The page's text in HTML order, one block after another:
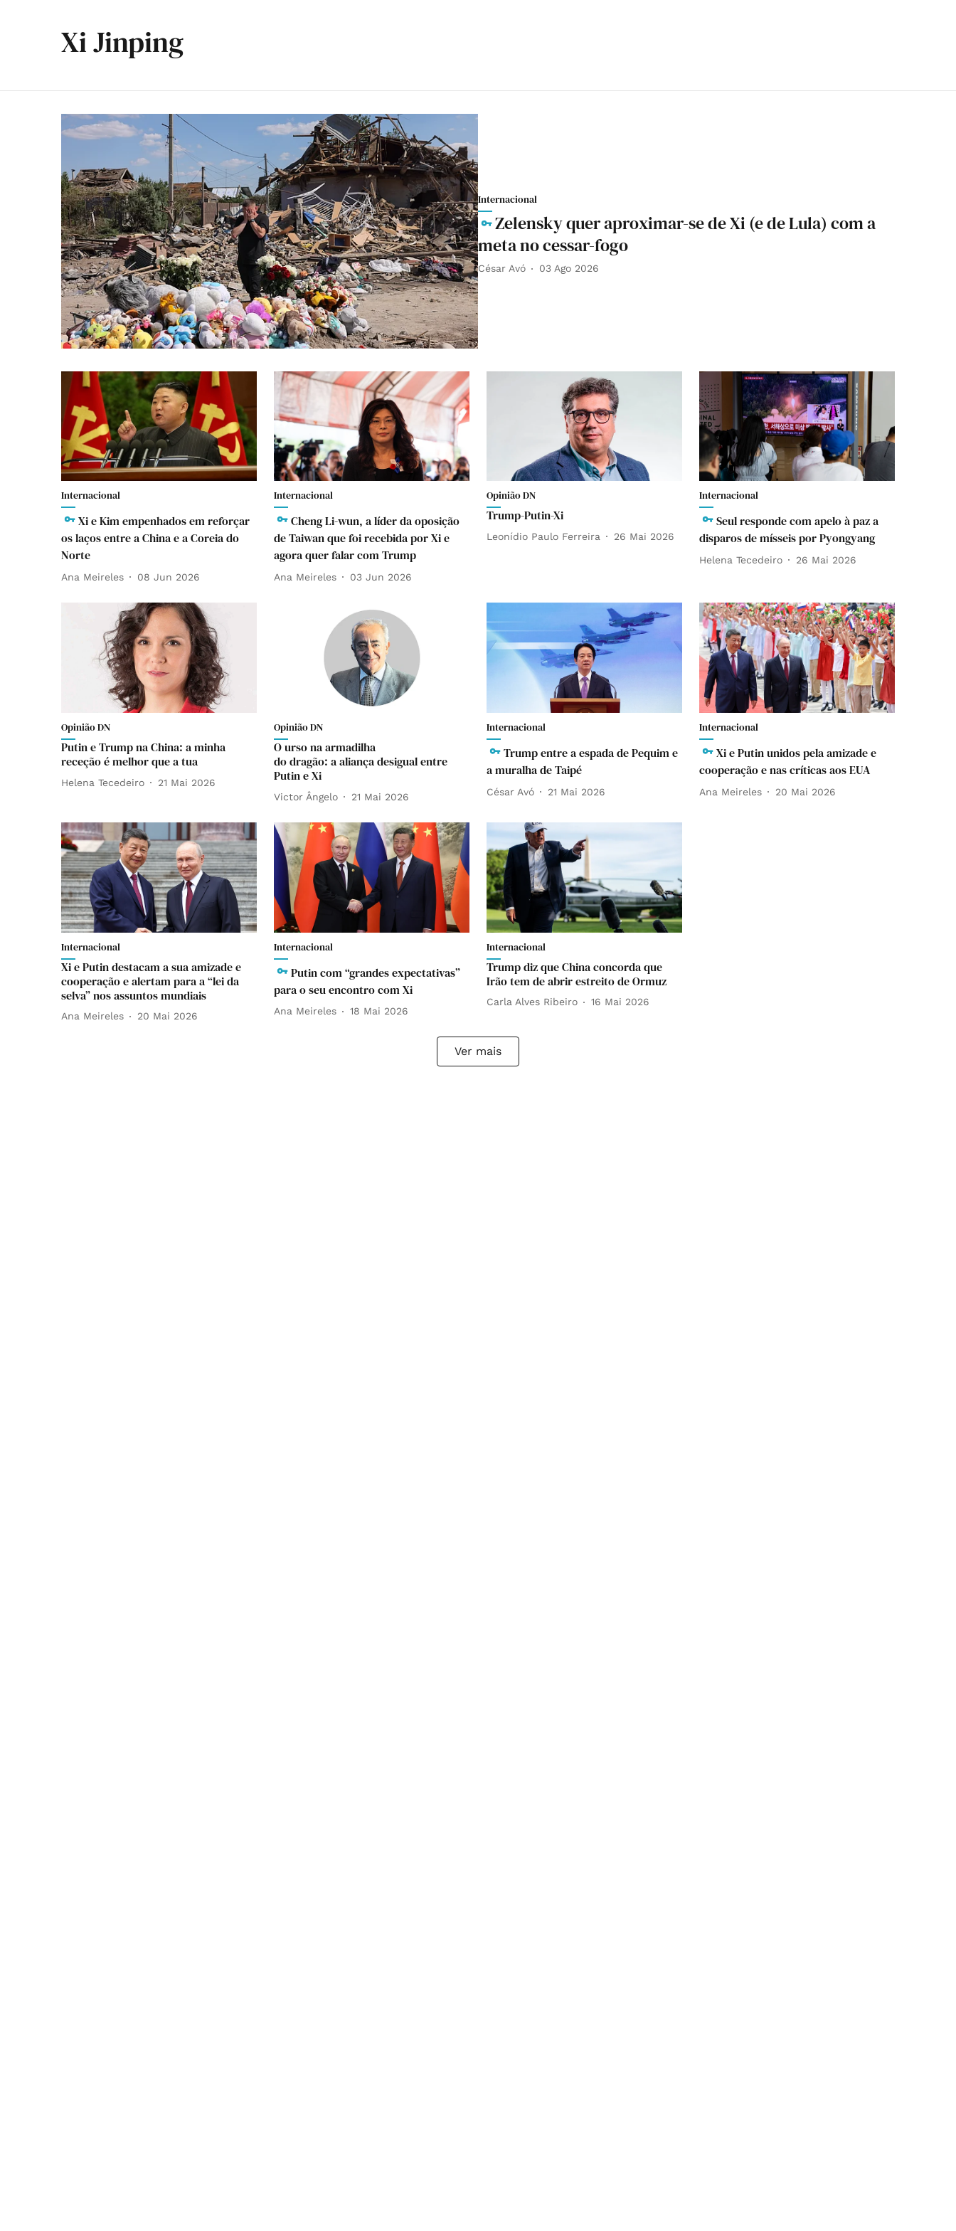
Xi Jinping
Internacional
Zelensky quer aproximar-se de Xi (e de Lula) com a
meta no cessar-fogo
César Avó 03 Ago 2026
Internacional
Xi e Kim empenhados em reforçar
os laços entre a China e a Coreia do
Norte
Ana Meireles 08 Jun 2026
Internacional
Cheng Li-wun, a líder da oposição
de Taiwan que foi recebida por Xi e
agora quer falar com Trump
Ana Meireles 03 Jun 2026
Opinião DN
Trump-Putin-Xi
Leonídio Paulo Ferreira 26 Mai 2026
Internacional
Seul responde com apelo à paz a
disparos de mísseis por Pyongyang
Helena Tecedeiro 26 Mai 2026
Opinião DN
Putin e Trump na China: a minha
receção é melhor que a tua
Helena Tecedeiro 21 Mai 2026
Opinião DN
O urso na armadilha
do dragão: a aliança desigual entre
Putin e Xi
Victor Ângelo 21 Mai 2026
Internacional
Trump entre a espada de Pequim e
a muralha de Taipé
César Avó 21 Mai 2026
Internacional
Xi e Putin unidos pela amizade e
cooperação e nas críticas aos EUA
Ana Meireles 20 Mai 2026
Internacional
Xi e Putin destacam a sua amizade e
cooperação e alertam para a “lei da
selva” nos assuntos mundiais
Ana Meireles 20 Mai 2026
Internacional
Putin com “grandes expectativas”
para o seu encontro com Xi
Ana Meireles 18 Mai 2026
Internacional
Trump diz que China concorda que
Irão tem de abrir estreito de Ormuz
Carla Alves Ribeiro 16 Mai 2026
Ver mais